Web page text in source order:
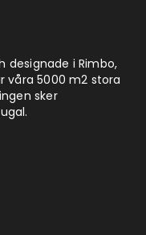
designade i Rimbo,
våra 5000 m2 stora
sker